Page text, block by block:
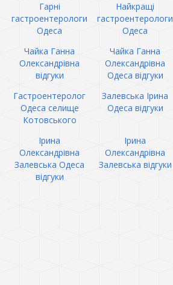
Гарні
гастроентерологи
Одеса
Найкращі
гастроентерологи
Одеса
Чайка Ганна
Олександрівна
відгуки
Чайка Ганна
Олександрівна
Одеса відгуки
Гастроентеролог
Одеса селище
Котовського
Залевська Ірина
Одеса відгуки
Ірина
Олександрівна
Залевська Одеса
відгуки
Ірина
Олександрівна
Залевська відгуки